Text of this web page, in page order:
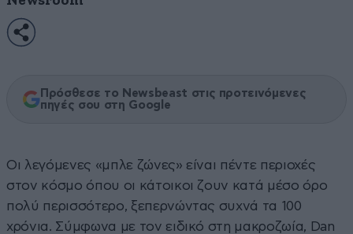
Πρόσθεσε το Newsbeast στις προτεινόμενες
πηγές σου στη Google
Οι λεγόμενες «μπλε ζώνες» είναι πέντε περιοχές
στον κόσμο όπου οι κάτοικοι ζουν κατά μέσο όρο
πολύ περισσότερο, ξεπερνώντας συχνά τα 100
χρόνια. Σύμφωνα με τον ειδικό στη μακροζωία, Dan